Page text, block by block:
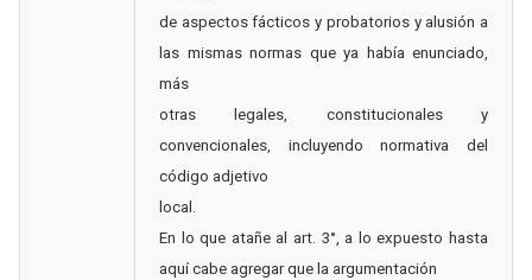
de aspectos fácticos y probatorios y alusión a
las mismas normas que ya había enunciado,
más
otras legales, constitucionales y
convencionales, incluyendo normativa del
código adjetivo
local.
En lo que atañe al art. 3°, a lo expuesto hasta
aquí cabe agregar que la argumentación